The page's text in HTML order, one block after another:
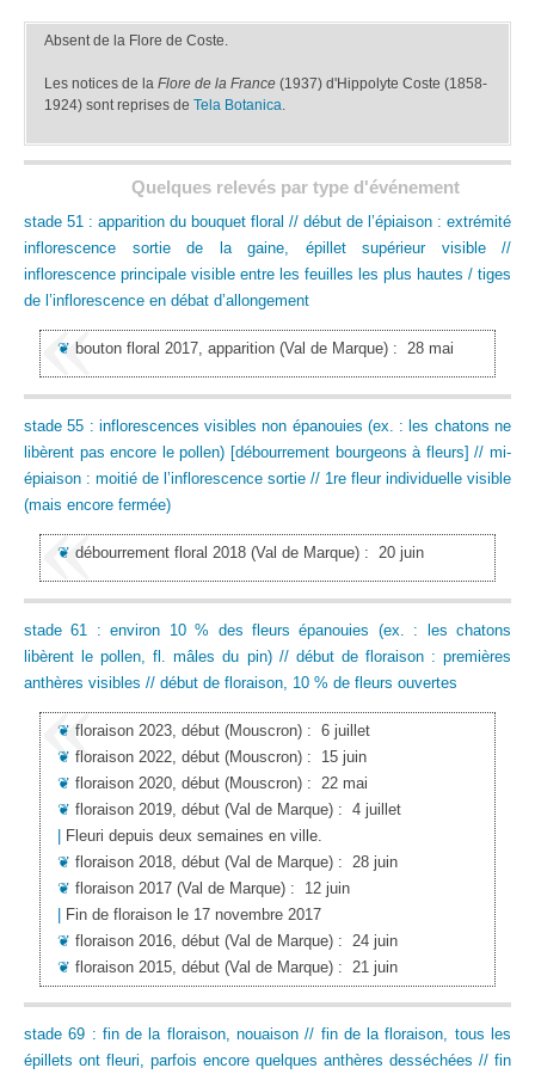
Absent de la Flore de Coste.
Les notices de laFlore de la France (1937) d'Hippolyte Coste (1858-
1924) sont reprises deTela Botanica.
Quelques relevés par type d'événement
stade 51 : apparition du bouquet floral // début de l’épiaison : extrémité
inflorescence sortie de la gaine, épillet supérieur visible //
inflorescence principale visible entre les feuilles les plus hautes / tiges
de l’inflorescence en débat d’allongement
❦ bouton floral 2017, apparition (Val de Marque): 28 mai
stade 55 : inflorescences visibles non épanouies (ex. : les chatons ne
libèrent pas encore le pollen) [débourrement bourgeons à fleurs] // mi-
épiaison : moitié de l’inflorescence sortie // 1re fleur individuelle visible
(mais encore fermée)
❦ débourrement floral 2018 (Val de Marque): 20 juin
stade 61 : environ 10 % des fleurs épanouies (ex. : les chatons
libèrent le pollen, fl. mâles du pin) // début de floraison : premières
anthères visibles // début de floraison, 10 % de fleurs ouvertes
❦ floraison 2023, début (Mouscron): 6 juillet
❦ floraison 2022, début (Mouscron): 15 juin
❦ floraison 2020, début (Mouscron): 22 mai
❦ floraison 2019, début (Val de Marque): 4 juillet
Fleuri depuis deux semaines en ville.
❦ floraison 2018, début (Val de Marque): 28 juin
❦ floraison 2017 (Val de Marque): 12 juin
Fin de floraison le 17 novembre 2017
❦ floraison 2016, début (Val de Marque): 24 juin
❦ floraison 2015, début (Val de Marque): 21 juin
stade 69 : fin de la floraison, nouaison // fin de la floraison, tous les
épillets ont fleuri, parfois encore quelques anthères desséchées // fin